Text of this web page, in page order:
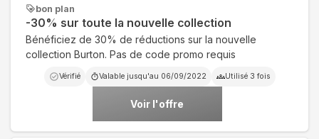
bon plan
-30% sur toute la nouvelle collection
Bénéficiez de 30% de réductions sur la nouvelle
collection Burton. Pas de code promo requis
Vérifié Valable jusqu'au 06/09/2022 Utilisé 3 fois
Voir l'offre